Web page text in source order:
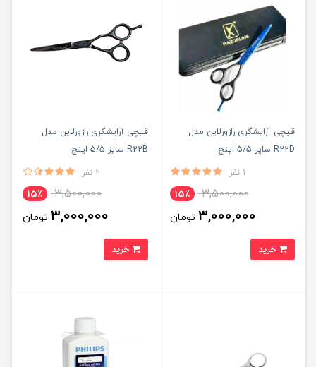
قیچی آرایشگری رازورلاین مدل
R22D سایز 5/5 اینچ
1 نفر
3,500,000 15٪
3,000,000 تومان
قیچی آرایشگری رازورلاین مدل
R22B سایز 5/5 اینچ
2 نفر
3,500,000 15٪
3,000,000 تومان
خرید